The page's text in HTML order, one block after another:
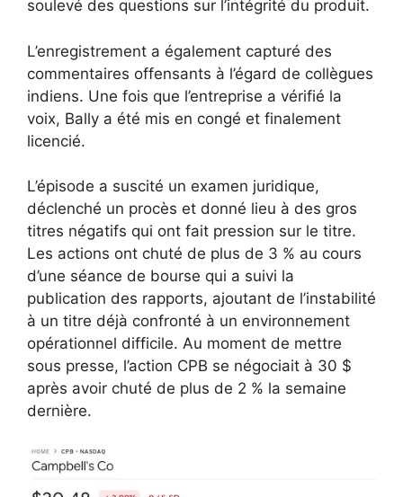
soulevé des questions sur l’intégrité du produit.
L’enregistrement a également capturé des
commentaires offensants à l’égard de collègues
indiens. Une fois que l’entreprise a vérifié la
voix, Bally a été mis en congé et finalement
licencié.
L’épisode a suscité un examen juridique,
déclenché un procès et donné lieu à des gros
titres négatifs qui ont fait pression sur le titre.
Les actions ont chuté de plus de 3 % au cours
d’une séance de bourse qui a suivi la
publication des rapports, ajoutant de l’instabilité
à un titre déjà confronté à un environnement
opérationnel difficile. Au moment de mettre
sous presse, l’action CPB se négociait à 30 $
après avoir chuté de plus de 2 % la semaine
dernière.